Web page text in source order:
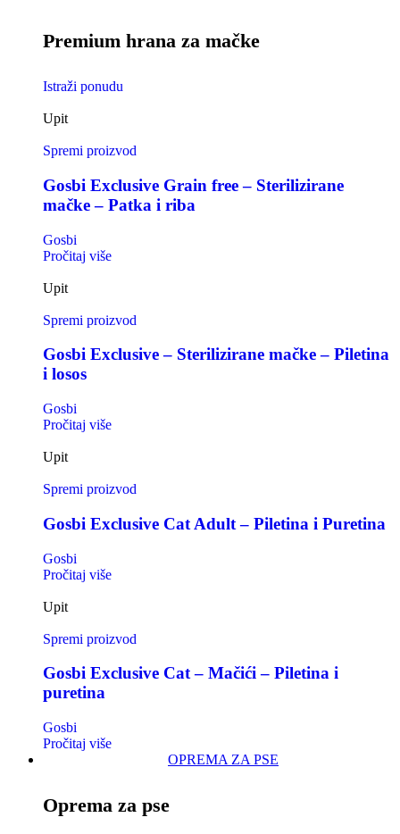
Premium hrana za mačke
Istraži ponudu
Upit
Spremi proizvod
Gosbi Exclusive Grain free – Sterilizirane
mačke – Patka i riba
Gosbi
Pročitaj više
Upit
Spremi proizvod
Gosbi Exclusive – Sterilizirane mačke – Piletina
i losos
Gosbi
Pročitaj više
Upit
Spremi proizvod
Gosbi Exclusive Cat Adult – Piletina i Puretina
Gosbi
Pročitaj više
Upit
Spremi proizvod
Gosbi Exclusive Cat – Mačići – Piletina i
puretina
Gosbi
Pročitaj više
OPREMA ZA PSE
Oprema za pse